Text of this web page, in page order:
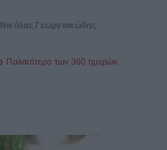
Νικόλας Γεωργιακώδης
Παλαιότερο των 360 ημερών